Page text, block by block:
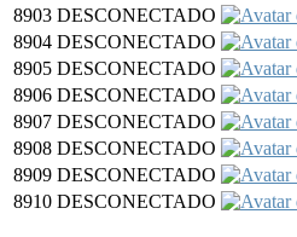
8903 DESCONECTADO
8904 DESCONECTADO
8905 DESCONECTADO
8906 DESCONECTADO
8907 DESCONECTADO
8908 DESCONECTADO
8909 DESCONECTADO
8910 DESCONECTADO